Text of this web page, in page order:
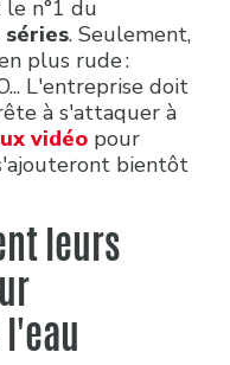
n°1 du
. Seulement,
plus rude :
L'entreprise doit
à s'attaquer à
vidéo pour
bientôt
leurs